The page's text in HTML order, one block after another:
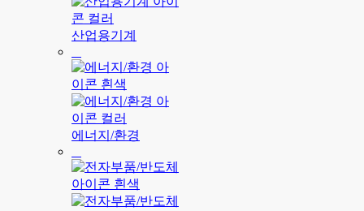
산업용기계
에너지/환경